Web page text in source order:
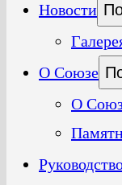
Новости
О Союзе
О